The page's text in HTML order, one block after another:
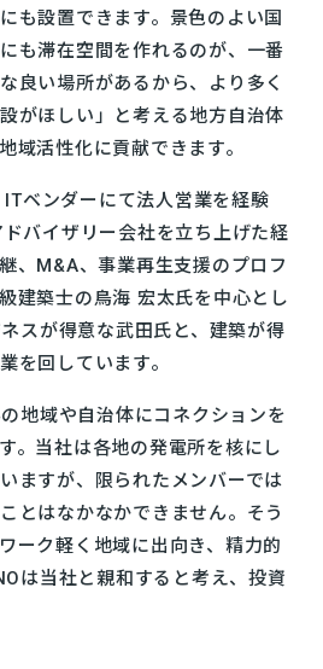
も設置できます。景色のよい国
も滞在空間を作れるのが、一番
良い場所があるから、より多く
がほしい」と考える地方自治体
域活性化に貢献できます。
ベンダーにて法人営業を経験
バイザリー会社を立ち上げた経
、M&A、事業再生支援のプロフ
建築士の⿃海 宏太氏を中心とし
スが得意な武田氏と、建築が得
を回しています。
地域や自治体にコネクションを
。当社は各地の発電所を核にし
ますが、限られたメンバーでは
とはなかなかできません。そう
ーク軽く地域に出向き、精力的
は当社と親和すると考え、投資